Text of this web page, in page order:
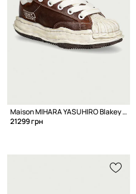
Maison MIHARA YASUHIRO Blakey кеды для мужчин
21299 грн